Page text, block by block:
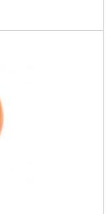
spitz zulaufend